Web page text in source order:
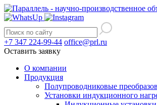
+7 347 224-99-44 office@prl.ru
Оставить заявку
О компании
Продукция
Полупроводниковые
Установки индукционного